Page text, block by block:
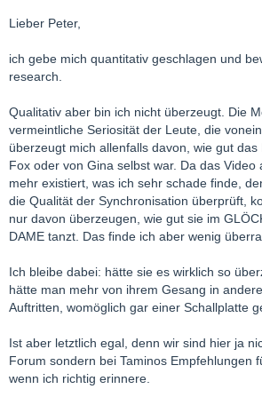
Dort meint man, dass Gina Nazionale
Und was hältst Du davon:
Gina Lollobrigida che dice: «Da ragazza
e Maria Callas non credeva fosse la mia
http://www.puccini.it/bollettino/
Auch hier:
She starred and co-produced “La donna
1955, a biography of Lina Cavalieri. In it
songs and even an aria from “Tosca”.
http://italoamericano.com/ital…nnection/
Und hier kannst Du sie auch noch singen
http://vargen57.unblog.fr/lollobrigida-gina-
Überzeugt?
Lieber Peter,
ich gebe mich quantitativ geschlagen und
research.
Qualitativ aber bin ich nicht überzeugt. Die
vermeintliche Seriosität der Leute, die
überzeugt mich allenfalls davon, wie gut
Fox oder von Gina selbst war. Da das Video
mehr existiert, was ich sehr schade finde,
die Qualität der Synchronisation überprüft,
nur davon überzeugen, wie gut sie im
DAME tanzt. Das finde ich aber wenig
Ich bleibe dabei: hätte sie es wirklich so
hätte man mehr von ihrem Gesang in
Auftritten, womöglich gar einer Schallplatte
Ist aber letztlich egal, denn wir sind hier ja
Forum sondern bei Taminos Empfehlungen
wenn ich richtig erinnere.